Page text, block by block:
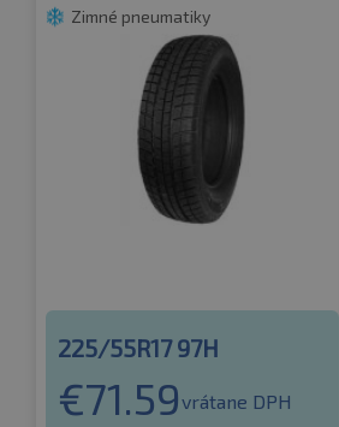
Zimné pneumatiky
225/55R17 97H
€71.59vrátane DPH